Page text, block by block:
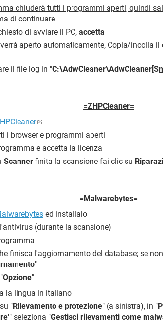
chiuderà tutti i programmi aperti, quindi
di continuare
di avviare il PC, accetta
verrà aperto automaticamente, Copia/incolla
il file log in "C:\AdwCleaner\AdwCleaner[Sn
=ZHPCleaner=
i browser e programmi aperti
e accetta la licenza
Scanner finita la scansione fai clic su
=Malwarebytes=
ed installalo
l'antivirus (durante la scansione)
finisca l'aggiornamento del database; se
"
Opzione"
la lingua in italiano
"Rilevamento e protezione" (a sinistra), in "
" seleziona "Gestisci rilevamenti come